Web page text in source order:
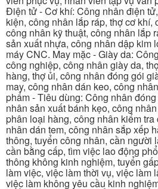
Điện tử - Cơ khí: Công nhân điện
kiện, công nhân lắp ráp, thợ cơ khí,
công nhân kỹ thuật, công nhân lắp
sản xuất nhựa, công nhân dập kim
máy CNC. May mặc - Giày da:
công nghiệp, công nhân giày da,
hàng, thợ ủi, công nhân đóng gói
may, công nhân dán keo, công
phẩm - Tiêu dùng: Công nhân
nhân sản xuất bánh kẹo, công
phân loại hàng, công nhân kiểm
nhân dán tem, công nhân sắp xếp
thông, tuyển công nhân, cần người
cần bằng cấp, tìm việc lao động
thông không kinh nghiệm, tuyển
làm việc, việc làm thời vụ, việc làm
việc làm không yêu cầu kinh